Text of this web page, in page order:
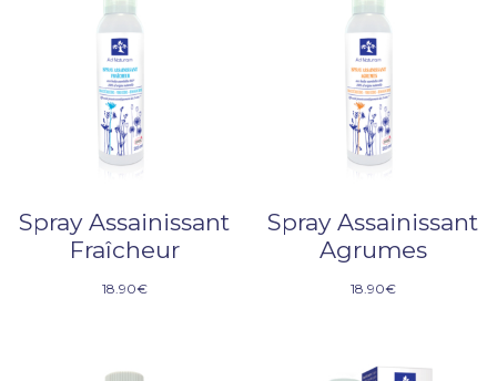
Spray Assainissant
Fraîcheur
18.90€
Spray Assainissant
Agrumes
18.90€